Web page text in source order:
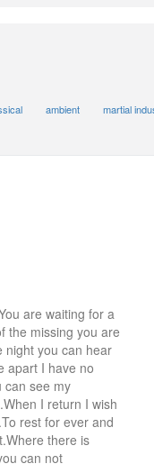
ambient martial
are waiting for a
the missing you are
night you can hear
apart I have no
can see my
I return I wish
rest for ever and
there is
can not